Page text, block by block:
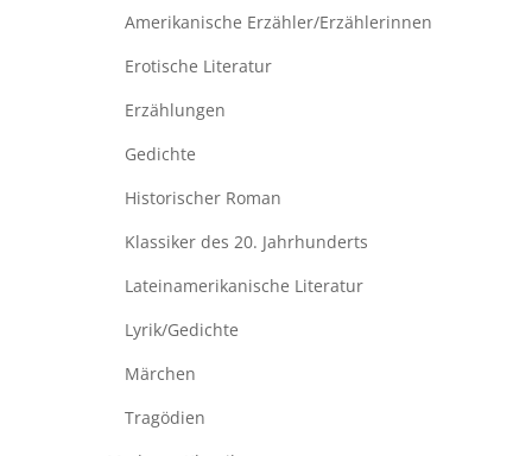
Amerikanische Erzähler/Erzählerinnen
Erotische Literatur
Erzählungen
Gedichte
Historischer Roman
Klassiker des 20. Jahrhunderts
Lateinamerikanische Literatur
Lyrik/Gedichte
Märchen
Tragödien